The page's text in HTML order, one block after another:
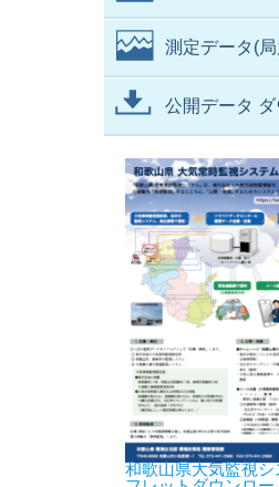
測定データ(
公開データ
和歌山県大気監視シ